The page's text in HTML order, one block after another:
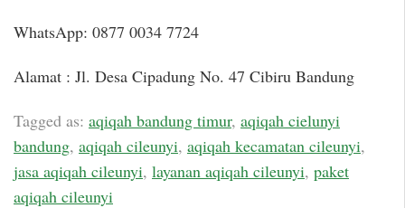
WhatsApp: 0877 0034 7724
Alamat : Jl. Desa Cipadung No. 47 Cibiru Bandung
Tagged as: aqiqah bandung timur, aqiqah cielunyi
bandung, aqiqah cileunyi, aqiqah kecamatan cileunyi,
jasa aqiqah cileunyi, layanan aqiqah cileunyi, paket
aqiqah cileunyi